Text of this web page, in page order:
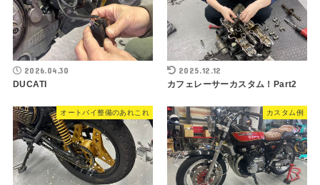
2026.04.30
DUCATI
2025.12.12
カフェレーサーカスタム！Part2
オートバイ整備のあれこれ カスタム例